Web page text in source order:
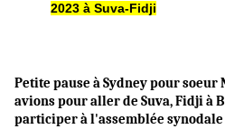
2023 à Suva-Fidji
Petite pause à Sydney pour
avions pour aller de Suva, Fidji à
participer à l'assemblée synodale